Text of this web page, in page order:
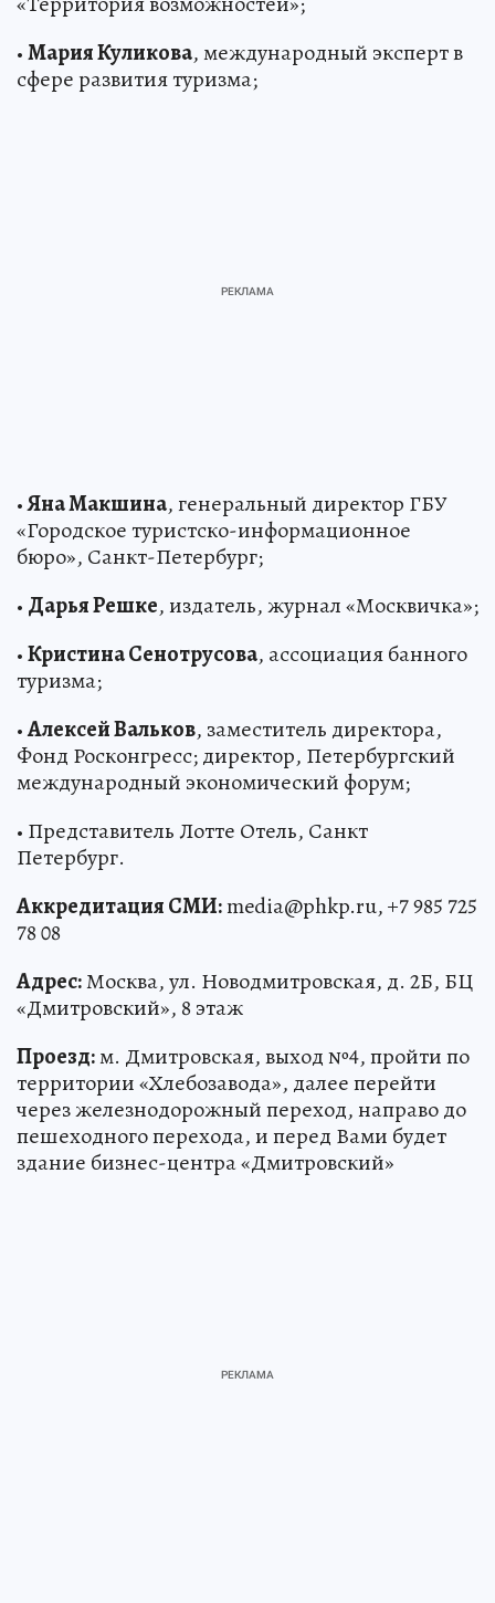
•Мария Куликова, международный эксперт в
сфере развития туризма;
•Яна Макшина, генеральный директор ГБУ
«Городское туристско-информационное
бюро», Санкт-Петербург;
• Дарья Решке, издатель, журнал «Москвичка»;
•Кристина Сенотрусова, ассоциация банного
туризма;
•Алексей Вальков, заместитель директора,
Фонд Росконгресс; директор, Петербургский
международный экономический форум;
• Представитель Лотте Отель, Санкт
Петербург.
Аккредитация СМИ:media@phkp.ru, +7 985 725
78 08
Адрес:Москва, ул. Новодмитровская, д. 2Б, БЦ
«Дмитровский», 8 этаж
Проезд:м. Дмитровская, выход №4, пройти по
территории «Хлебозавода», далее перейти
через железнодорожный переход, направо до
пешеходного перехода, и перед Вами будет
здание бизнес-центра «Дмитровский»